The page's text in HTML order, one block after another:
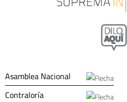
Asamblea Nacional
Contraloría